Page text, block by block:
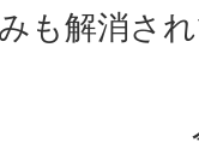
も解消さ